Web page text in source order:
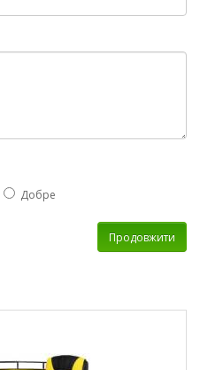
Добре
Продовжити